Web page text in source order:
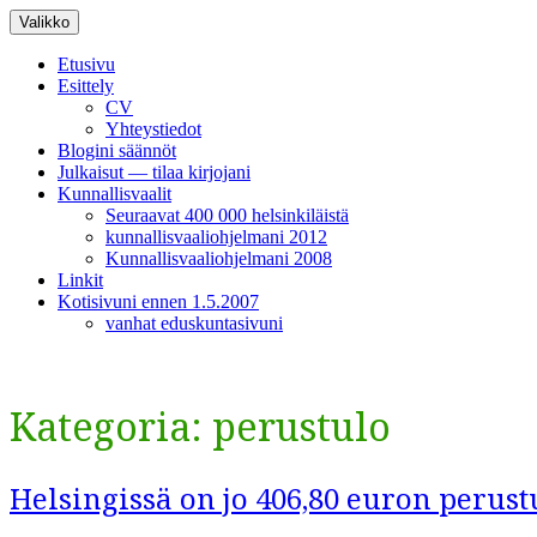
Siirry
sisältöön
Valikko
Etusivu
Esittely
CV
Yhteystiedot
Blogini säännöt
Julkaisut — tilaa kirjojani
Kunnallisvaalit
Seuraavat 400 000 helsinkiläistä
kunnallisvaaliohjelmani 2012
Kunnallisvaaliohjelmani 2008
Linkit
Kotisivuni ennen 1.5.2007
vanhat eduskuntasivuni
Kategoria: perustulo
Helsingissä on jo 406,80 euron